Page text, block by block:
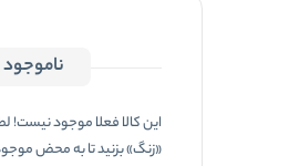
ناموجود
این کالا فعلا موجود نیست!
«زنگ» بزنید تا به محض